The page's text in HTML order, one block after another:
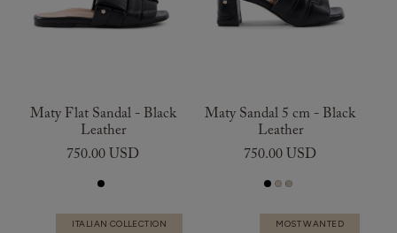
Maty Flat Sandal - Black
Leather
750.00 USD
Maty Sandal 5 cm - Black
Leather
750.00 USD
ITALIAN COLLECTION MOST WANTED